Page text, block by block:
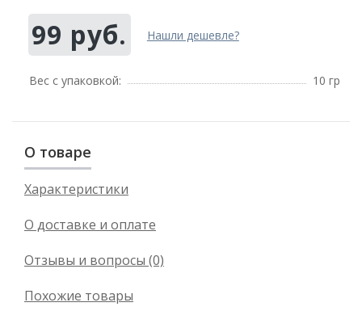
99 руб. Нашли дешевле?
Вес с упаковкой: 10 гр
О товаре
Характеристики
О доставке и оплате
Отзывы и вопросы (0)
Похожие товары